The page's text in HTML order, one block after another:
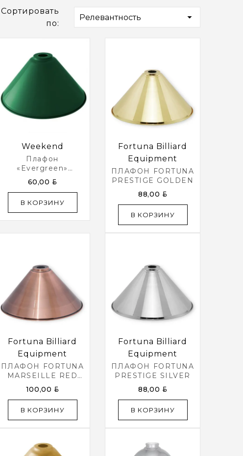
Сортировать
по:
Релевантность 
Weekend
Плафон
«Evergreen»
(зеленый D35см)
60,00 BYN
В КОРЗИНУ
Fortuna Billiard
Equipment
ПЛАФОН FORTUNA
PRESTIGE GOLDEN
88,00 BYN
В КОРЗИНУ
Fortuna Billiard
Equipment
ПЛАФОН FORTUNA
MARSEILLE RED
BRONZE
100,00 BYN
В КОРЗИНУ
Fortuna Billiard
Equipment
ПЛАФОН FORTUNA
PRESTIGE SILVER
88,00 BYN
В КОРЗИНУ